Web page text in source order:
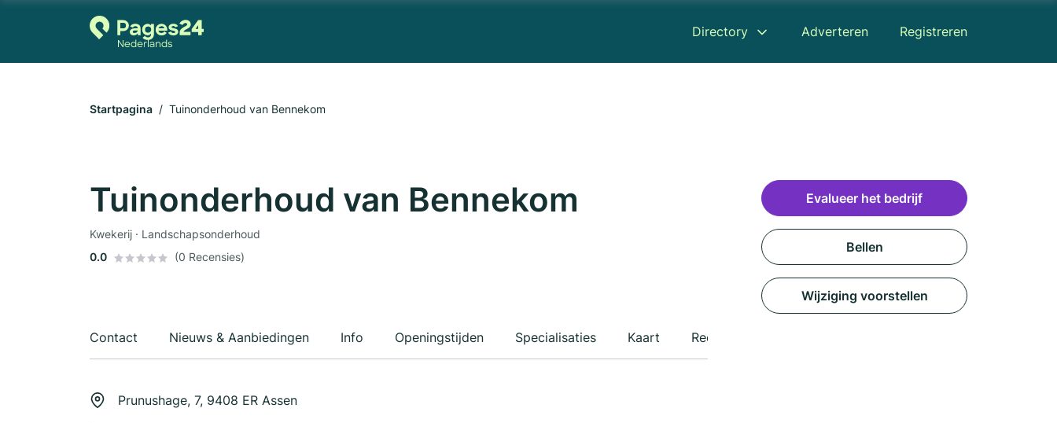
Directory Adverteren Registreren
Startpagina Tuinonderhoud van Bennekom
Tuinonderhoud van Bennekom
Kwekerij · Landschapsonderhoud
0.0
(0 Recensies)
Contact Nieuws & Aanbiedingen Info Openingstijden Specialisaties Kaart Recensies
Prunushage, 7, 9408 ER Assen
Evalueer het bedrijf
Bellen
Wijziging voorstellen